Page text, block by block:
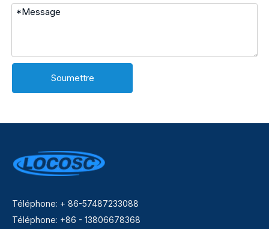
Soumettre
Téléphone: + 86-57487233088
Téléphone: +86 - 13806678368